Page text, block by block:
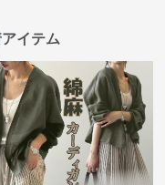
イテム